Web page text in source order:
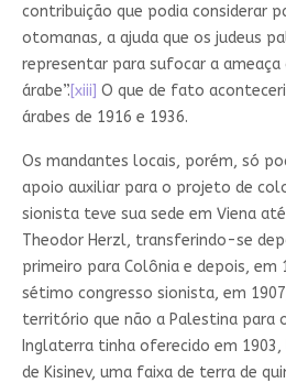
contribuição que podia considerar
otomanas, a ajuda que os judeus
representar para sufocar a ameaça
árabe”.[xiii] O que de fato
árabes de 1916 e 1936.
Os mandantes locais, porém, só
apoio auxiliar para o projeto de
sionista teve sua sede em Viena
Theodor Herzl, transferindo-se
primeiro para Colônia e depois, em
sétimo congresso sionista, em
território que não a Palestina para
Inglaterra tinha oferecido em
de Kisinev, uma faixa de terra de